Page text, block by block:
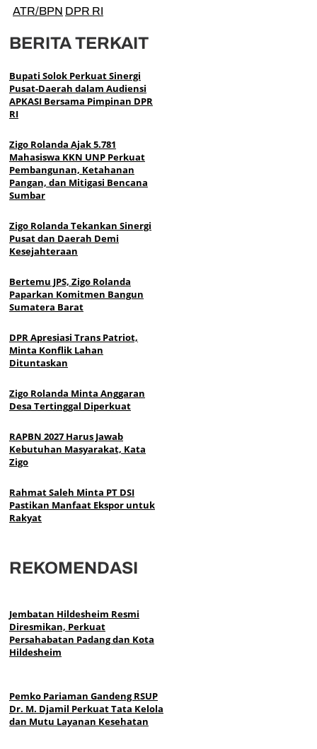
ATR/BPN DPR RI
BERITA TERKAIT
Bupati Solok Perkuat Sinergi
Pusat-Daerah dalam Audiensi
APKASI Bersama Pimpinan DPR
RI
Zigo Rolanda Ajak 5.781
Mahasiswa KKN UNP Perkuat
Pembangunan, Ketahanan
Pangan, dan Mitigasi Bencana
Sumbar
Zigo Rolanda Tekankan Sinergi
Pusat dan Daerah Demi
Kesejahteraan
Bertemu JPS, Zigo Rolanda
Paparkan Komitmen Bangun
Sumatera Barat
DPR Apresiasi Trans Patriot,
Minta Konflik Lahan
Dituntaskan
Zigo Rolanda Minta Anggaran
Desa Tertinggal Diperkuat
RAPBN 2027 Harus Jawab
Kebutuhan Masyarakat, Kata
Zigo
Rahmat Saleh Minta PT DSI
Pastikan Manfaat Ekspor untuk
Rakyat
REKOMENDASI
Jembatan Hildesheim Resmi
Diresmikan, Perkuat
Persahabatan Padang dan Kota
Hildesheim
Pemko Pariaman Gandeng RSUP
Dr. M. Djamil Perkuat Tata Kelola
dan Mutu Layanan Kesehatan